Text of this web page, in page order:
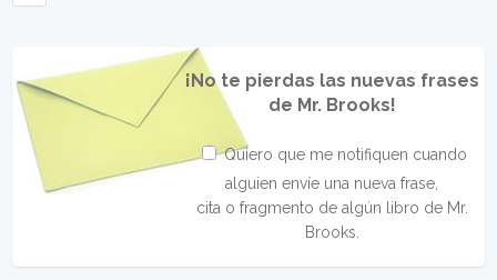
¡No te pierdas las nuevas frases
de Mr. Brooks!
Quiero que me notifiquen cuando
alguien envíe una nueva frase,
cita o fragmento de algún libro de Mr.
Brooks.